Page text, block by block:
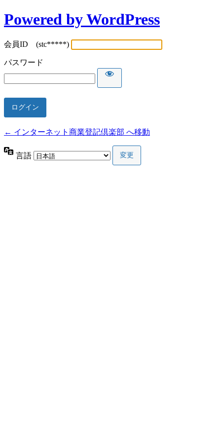
Powered by WordPress
会員ID (stc*****)
パスワード
← インターネット商業登記倶楽部 へ移動
言語